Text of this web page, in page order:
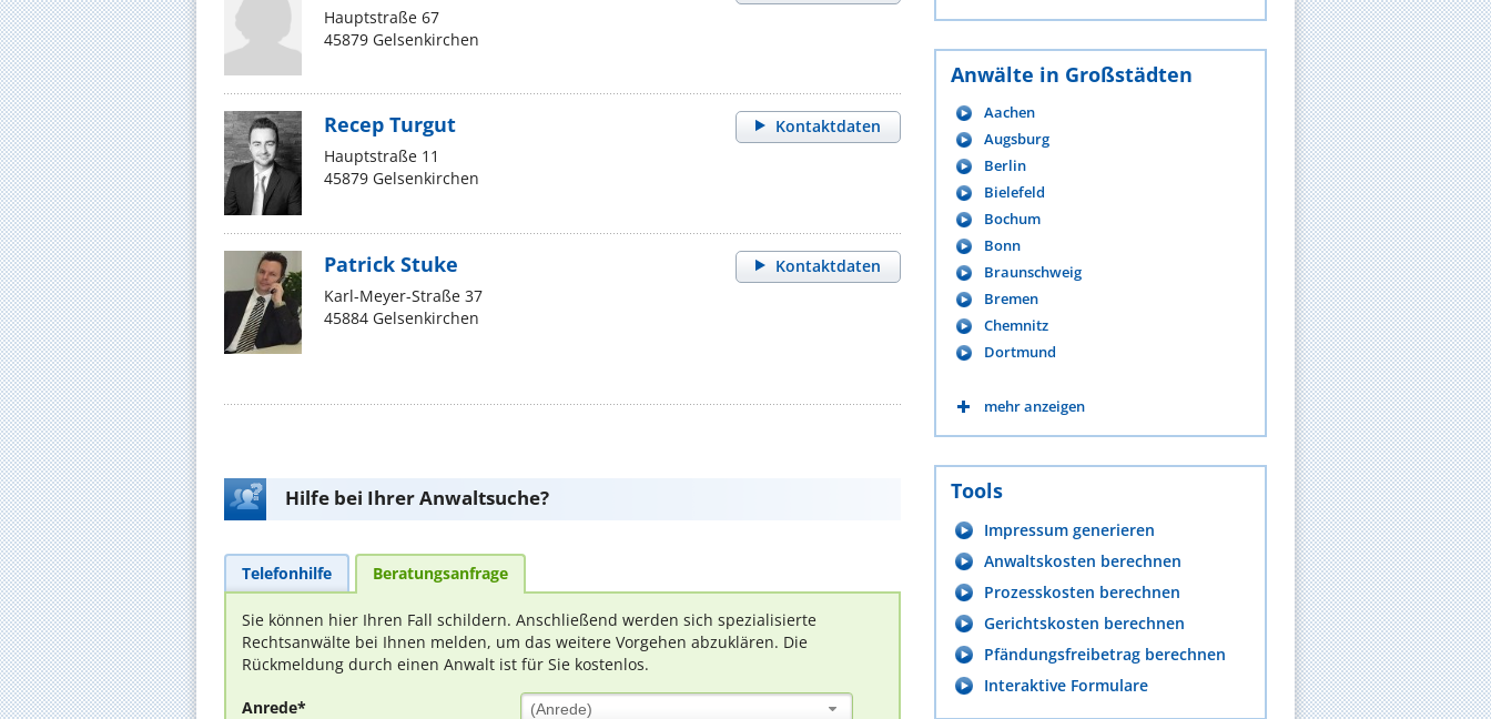
Hauptstraße 67
45879 Gelsenkirchen
Kontaktdaten
Recep Turgut
Hauptstraße 11
45879 Gelsenkirchen
Kontaktdaten
Patrick Stuke
Karl-Meyer-Straße 37
45884 Gelsenkirchen
Hilfe bei Ihrer Anwaltsuche?
Telefonhilfe Beratungsanfrage
Sie können hier Ihren Fall schildern. Anschließend werden sich spezialisierte
Rechtsanwälte bei Ihnen melden, um das weitere Vorgehen abzuklären. Die
Rückmeldung durch einen Anwalt ist für Sie kostenlos.
Anrede* (Anrede)
Anwälte in Großstädten
Aachen
Augsburg
Berlin
Bielefeld
Bochum
Bonn
Braunschweig
Bremen
Chemnitz
Dortmund
mehr anzeigen
Tools
Impressum generieren
Anwaltskosten berechnen
Prozesskosten berechnen
Gerichtskosten berechnen
Pfändungsfreibetrag berechnen
Interaktive Formulare